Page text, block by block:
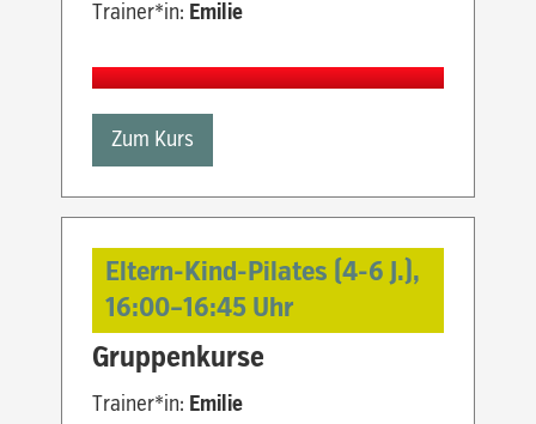
Trainer*in: Emilie
Zum Kurs
Eltern-Kind-Pilates (4-6 J.),
16:00–16:45 Uhr
Gruppenkurse
Trainer*in: Emilie